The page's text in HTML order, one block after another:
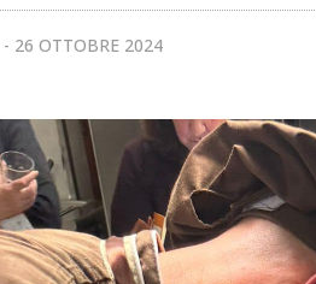
26 OTTOBRE 2024